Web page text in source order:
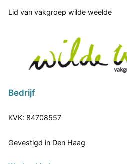
i
T
u
i
d
Lid van vakgroep wilde weelde
Bedrijf
KVK: 84708557
Gevestigd in Den Haag